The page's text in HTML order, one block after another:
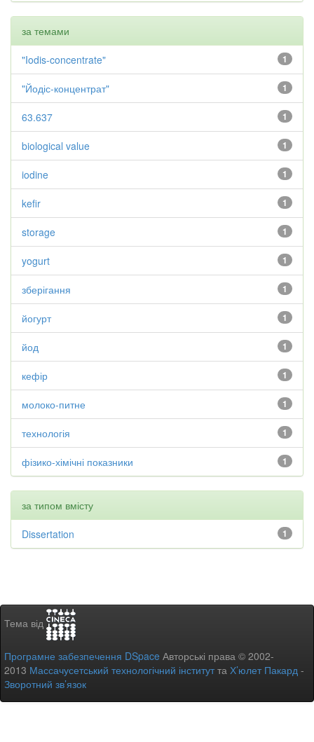
за темами
1
"Iodis-concentrate"
1
"Йодіс-концентрат"
1
63.637
1
biological value
1
iodine
1
kefir
1
storage
1
yogurt
1
зберігання
1
йогурт
1
йод
1
кефір
1
молоко-питне
1
технологія
1
фізико-хімічні показники
за типом вмісту
1
Dissertation
Тема від
Програмне забезпечення DSpace Авторські права © 2002-
2013 Массачусетський технологічний інститутта Х’юлет Пакард -
Зворотний зв’язок